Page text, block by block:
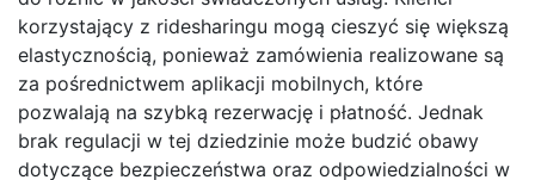
korzystający z ridesharingu mogą cieszyć się większą
elastycznością, ponieważ zamówienia realizowane są
za pośrednictwem aplikacji mobilnych, które
pozwalają na szybką rezerwację i płatność. Jednak
brak regulacji w tej dziedzinie może budzić obawy
dotyczące bezpieczeństwa oraz odpowiedzialności w